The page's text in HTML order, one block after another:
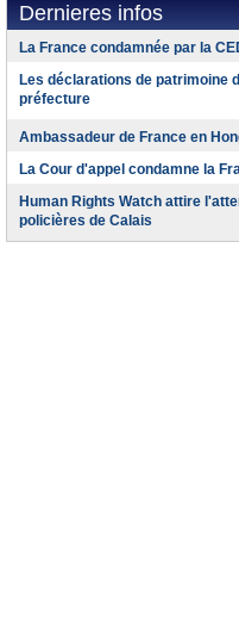
Dernieres infos
La France condamnée par la
Les déclarations de patrimoine
préfecture
Ambassadeur de France en
La Cour d'appel condamne la
Human Rights Watch attire
policières de Calais